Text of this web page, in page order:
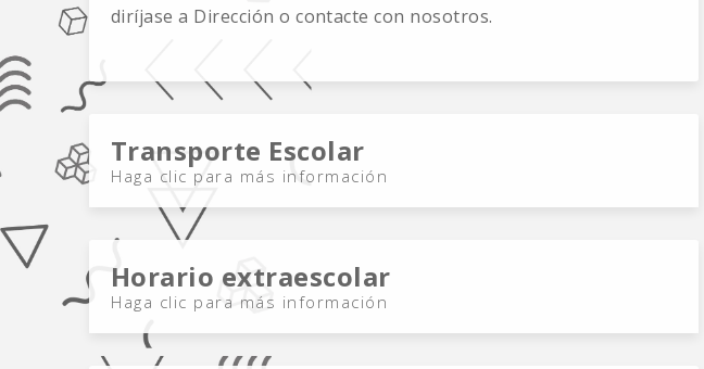
diríjase a Dirección o contacte con nosotros.
Transporte Escolar
Haga clic para más información
Horario extraescolar
Haga clic para más información